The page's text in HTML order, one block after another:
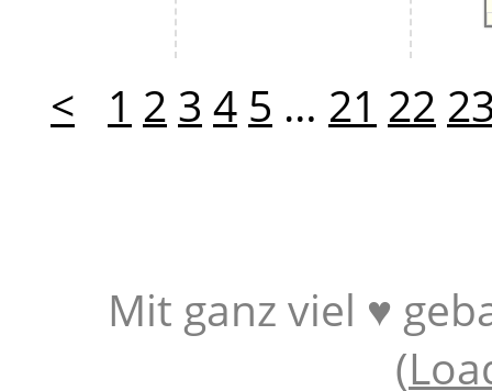
< 1 2 3 4 5 … 21 22
Mit ganz viel ♥
(